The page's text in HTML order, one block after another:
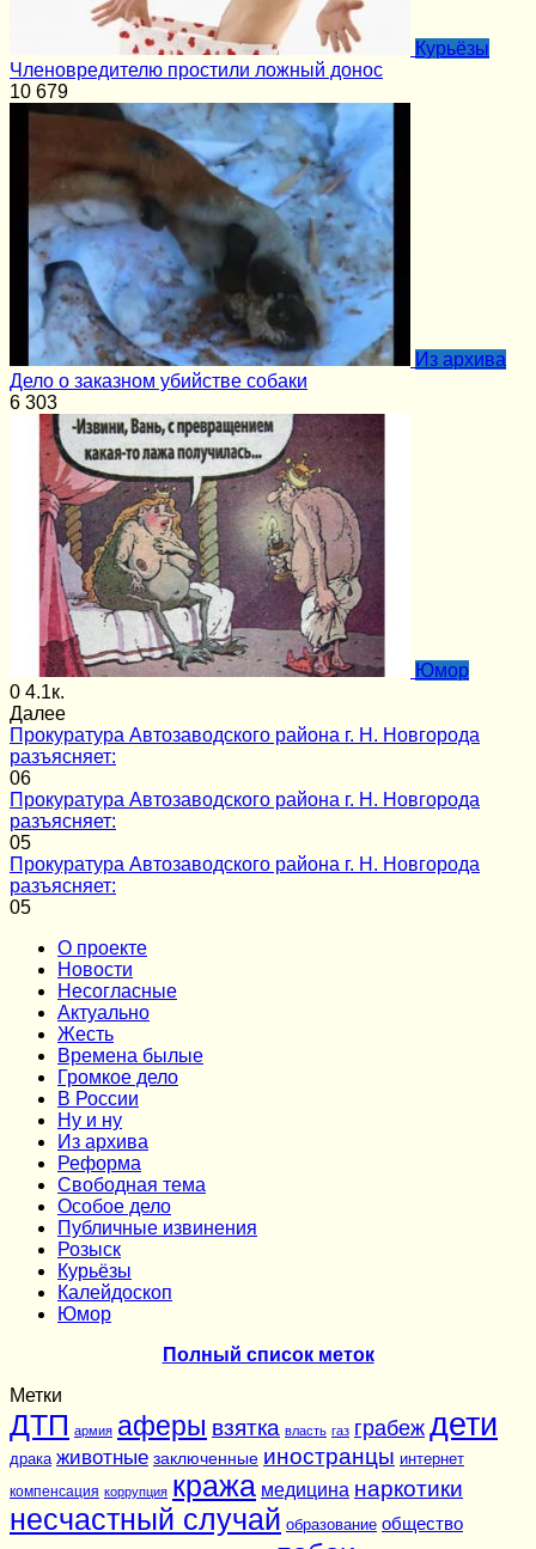
Курьёзы
Членовредителю простили ложный донос
10 679
Из архива
Дело о заказном убийстве собаки
6 303
Юмор
0 4.1к.
Далее
Прокуратура Автозаводского района г. Н. Новгорода
разъясняет:
06
Прокуратура Автозаводского района г. Н. Новгорода
разъясняет:
05
Прокуратура Автозаводского района г. Н. Новгорода
разъясняет:
05
О проекте
Новости
Несогласные
Актуально
Жесть
Времена былые
Громкое дело
В России
Ну и ну
Из архива
Реформа
Cвободная тема
Особое дело
Публичные извинения
Розыск
Курьёзы
Калейдоскоп
Юмор
Полный список меток
Метки
ДТП армия аферы взятка власть газ грабеж дети
драка животные заключенные иностранцы интернет
компенсация коррупция кража медицина наркотики
несчастный случай образование общество